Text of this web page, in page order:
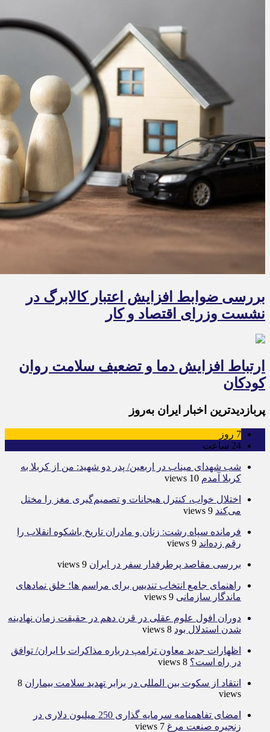
بررسی ضوابط افزایش اعتبار کالابرگ در
نشست وزرای اقتصاد و کار
ارتباط افزایش دما و تضعیف سلامت روان
کودکان
پربازدیدترین اخبار ایران به‌روز
7 روز
24 ساعت
شب شهدای میناب در اربعین/ پدر دو شهید: من از کربلا به
کربلا آمدم 10 views
اختلال خواب، کنترل هیجانات و تصمیم‌گیری مغز را مختل
می‌کند 9 views
فرمانده سپاه رشت: زنان و مادران تاریخ باشکوه انقلاب را
رقم زده‌اند 9 views
بررسی مقاصد پرطرفدار سفر در ایران 9 views
راهنمای جامع انتخاب تندیس برای مراسم ها؛ خلق نمادهای
ماندگار سازمانی 9 views
دوران افول علوم عقلی در قرن دهم در حقیقت زمان نهادینه
شدن استدلال بود 8 views
اظهارات جدید معاون ترامپ درباره مذاکرات با ایران/ توافق
در راه است؟ 8 views
انتقاد از سکوت بین المللی در برابر تهدید سلامت بیماران 8
views
امضای تفاهمنامه سرمایه گذاری 250 میلیون دلاری در
زنجیره صنعت مرغ 7 views